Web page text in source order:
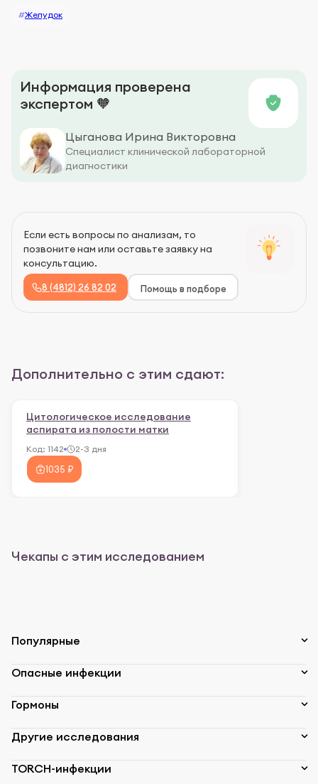
#Желудок
Информация проверена
экспертом 🧡
Цыганова Ирина Викторовна
Специалист клинической лабораторной
диагностики
Если есть вопросы по анализам, то
позвоните нам или оставьте заявку на
консультацию.
8 (4812) 26 82 02 Помощь в подборе
Дополнительно с этим сдают:
Цитологическое исследование
аспирата из полости матки
Код: 1142 2-3 дня
1035 ₽
Чекапы с этим исследованием
Популярные
Опасные инфекции
Гормоны
Другие исследования
TORCH-инфекции